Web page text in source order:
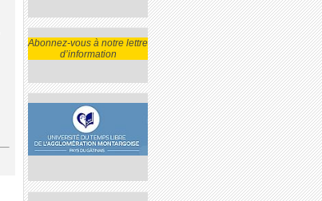
Abonnez-vous à notre lettre
d’information